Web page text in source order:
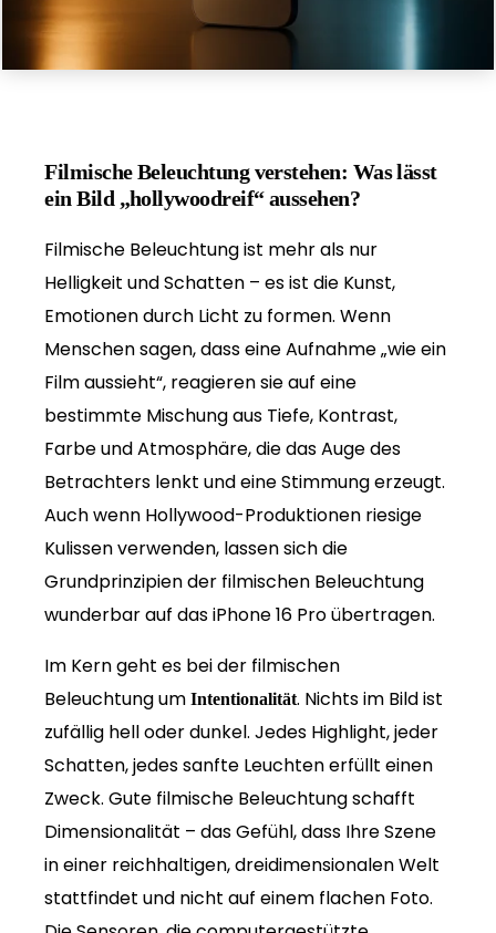
Filmische Beleuchtung verstehen: Was lässt
ein Bild „hollywoodreif“ aussehen?
Filmische Beleuchtung ist mehr als nur
Helligkeit und Schatten – es ist die Kunst,
Emotionen durch Licht zu formen. Wenn
Menschen sagen, dass eine Aufnahme „wie ein
Film aussieht“, reagieren sie auf eine
bestimmte Mischung aus Tiefe, Kontrast,
Farbe und Atmosphäre, die das Auge des
Betrachters lenkt und eine Stimmung erzeugt.
Auch wenn Hollywood-Produktionen riesige
Kulissen verwenden, lassen sich die
Grundprinzipien der filmischen Beleuchtung
wunderbar auf das iPhone 16 Pro übertragen.
Im Kern geht es bei der filmischen
Beleuchtung umIntentionalität. Nichts im Bild ist
zufällig hell oder dunkel. Jedes Highlight, jeder
Schatten, jedes sanfte Leuchten erfüllt einen
Zweck. Gute filmische Beleuchtung schafft
Dimensionalität – das Gefühl, dass Ihre Szene
in einer reichhaltigen, dreidimensionalen Welt
stattfindet und nicht auf einem flachen Foto.